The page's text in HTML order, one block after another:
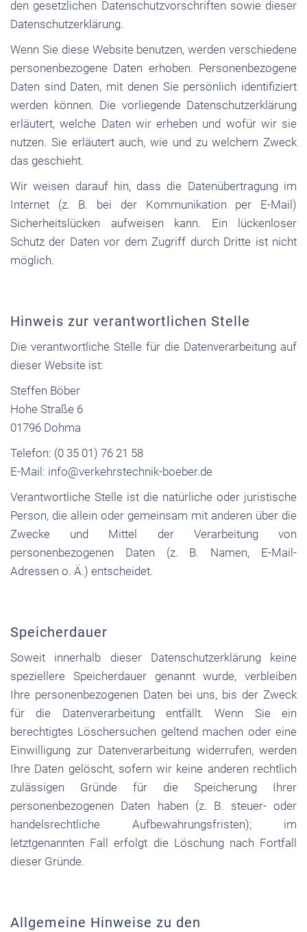
den gesetzlichen Datenschutzvorschriften sowie dieser
Datenschutzerklärung.
Wenn Sie diese Website benutzen, werden verschiedene
personenbezogene Daten erhoben. Personenbezogene
Daten sind Daten, mit denen Sie persönlich identifiziert
werden können. Die vorliegende Datenschutzerklärung
erläutert, welche Daten wir erheben und wofür wir sie
nutzen. Sie erläutert auch, wie und zu welchem Zweck
das geschieht.
Wir weisen darauf hin, dass die Datenübertragung im
Internet (z. B. bei der Kommunikation per E-Mail)
Sicherheitslücken aufweisen kann. Ein lückenloser
Schutz der Daten vor dem Zugriff durch Dritte ist nicht
möglich.
Hinweis zur verantwortlichen Stelle
Die verantwortliche Stelle für die Datenverarbeitung auf
dieser Website ist:
Steffen Böber
Hohe Straße 6
01796 Dohma
Telefon: (0 35 01) 76 21 58
E-Mail: info@verkehrstechnik-boeber.de
Verantwortliche Stelle ist die natürliche oder juristische
Person, die allein oder gemeinsam mit anderen über die
Zwecke und Mittel der Verarbeitung von
personenbezogenen Daten (z. B. Namen, E-Mail-
Adressen o. Ä.) entscheidet.
Speicherdauer
Soweit innerhalb dieser Datenschutzerklärung keine
speziellere Speicherdauer genannt wurde, verbleiben
Ihre personenbezogenen Daten bei uns, bis der Zweck
für die Datenverarbeitung entfällt. Wenn Sie ein
berechtigtes Löschersuchen geltend machen oder eine
Einwilligung zur Datenverarbeitung widerrufen, werden
Ihre Daten gelöscht, sofern wir keine anderen rechtlich
zulässigen Gründe für die Speicherung Ihrer
personenbezogenen Daten haben (z. B. steuer- oder
handelsrechtliche Aufbewahrungsfristen); im
letztgenannten Fall erfolgt die Löschung nach Fortfall
dieser Gründe.
Allgemeine Hinweise zu den